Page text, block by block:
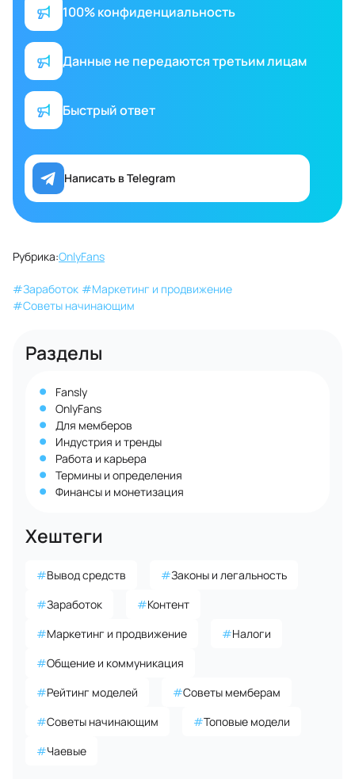
100% конфиденциальность
Данные не передаются третьим лицам
Быстрый ответ
Написать в Telegram
Рубрика:OnlyFans
#Заработок #Маркетинг и продвижение
#Советы начинающим
Разделы
Fansly
OnlyFans
Для мемберов
Индустрия и тренды
Работа и карьера
Термины и определения
Финансы и монетизация
Хештеги
#Вывод средств #Законы и легальность
#Заработок #Контент
#Маркетинг и продвижение #Налоги
#Общение и коммуникация
#Рейтинг моделей #Советы мемберам
#Советы начинающим #Топовые модели
#Чаевые